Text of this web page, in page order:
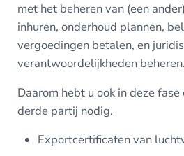
met het beheren van (een
inhuren, onderhoud plannen,
vergoedingen betalen, en
verantwoordelijkheden beheren.
Daarom hebt u ook in deze
derde partij nodig.
Exportcertificaten van